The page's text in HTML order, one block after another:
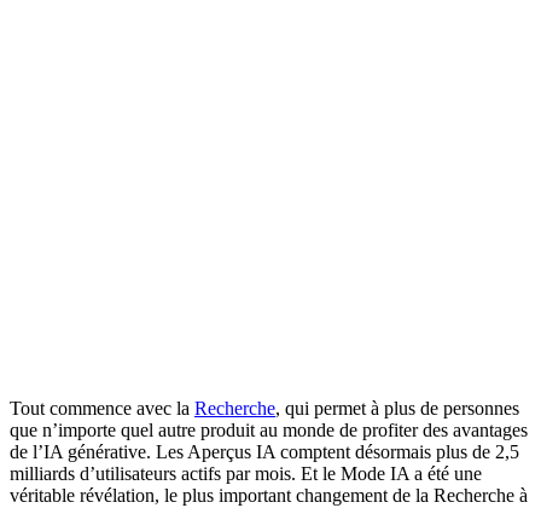
Tout commence avec la Recherche, qui permet à plus de personnes
que n’importe quel autre produit au monde de profiter des avantages
de l’IA générative. Les Aperçus IA comptent désormais plus de 2,5
milliards d’utilisateurs actifs par mois. Et le Mode IA a été une
véritable révélation, le plus important changement de la Recherche à